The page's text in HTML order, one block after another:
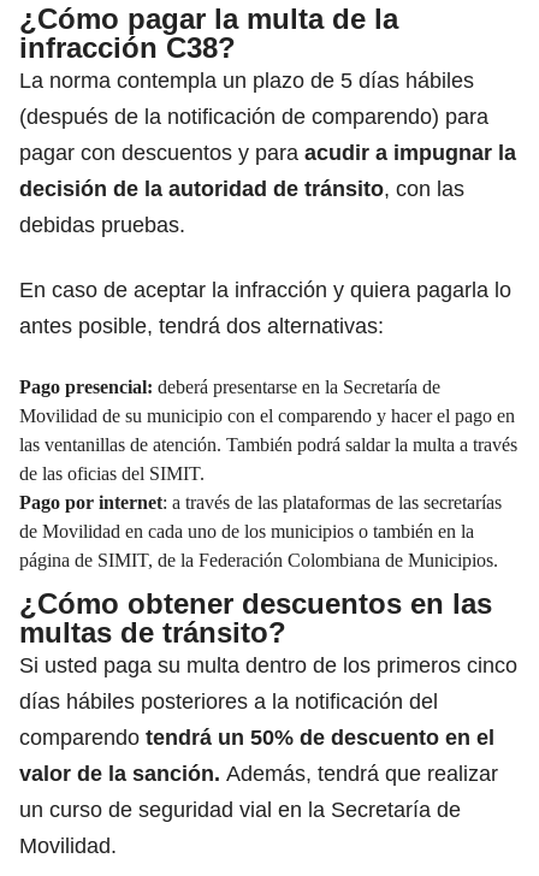
¿Cómo pagar la multa de la
infracción C38?
La norma contempla un plazo de 5 días hábiles
(después de la notificación de comparendo) para
pagar con descuentos y para acudir a impugnar la
decisión de la autoridad de tránsito, con las
debidas pruebas.
En caso de aceptar la infracción y quiera pagarla lo
antes posible, tendrá dos alternativas:
Pago presencial: deberá presentarse en la Secretaría de
Movilidad de su municipio con el comparendo y hacer el pago en
las ventanillas de atención. También podrá saldar la multa a través
de las oficias del SIMIT.
Pago por internet: a través de las plataformas de las secretarías
de Movilidad en cada uno de los municipios o también en la
página de SIMIT, de la Federación Colombiana de Municipios.
¿Cómo obtener descuentos en las
multas de tránsito?
Si usted paga su multa dentro de los primeros cinco
días hábiles posteriores a la notificación del
comparendo tendrá un 50% de descuento en el
valor de la sanción. Además, tendrá que realizar
un curso de seguridad vial en la Secretaría de
Movilidad.